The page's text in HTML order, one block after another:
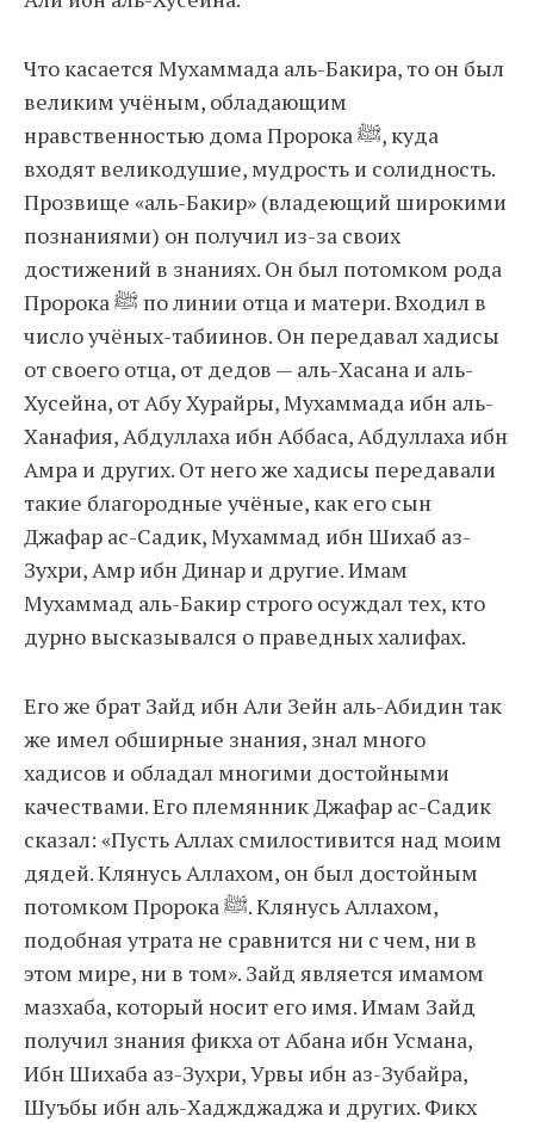
Что касается Мухаммада аль-Бакира, то он был
великим учёным, обладающим
нравственностью дома Пророка ﷺ, куда
входят великодушие, мудрость и солидность.
Прозвище «аль-Бакир» (владеющий широкими
познаниями) он получил из-за своих
достижений в знаниях. Он был потомком рода
Пророка ﷺ по линии отца и матери. Входил в
число учёных-табиинов. Он передавал хадисы
от своего отца, от дедов — аль-Хасана и аль-
Хусейна, от Абу Хурайры, Мухаммада ибн аль-
Ханафия, Абдуллаха ибн Аббаса, Абдуллаха ибн
Амра и других. От него же хадисы передавали
такие благородные учёные, как его сын
Джафар ас-Садик, Мухаммад ибн Шихаб аз-
Зухри, Амр ибн Динар и другие. Имам
Мухаммад аль-Бакир строго осуждал тех, кто
дурно высказывался о праведных халифах.
Его же брат Зайд ибн Али Зейн аль-Абидин так
же имел обширные знания, знал много
хадисов и обладал многими достойными
качествами. Его племянник Джафар ас-Садик
сказал: «Пусть Аллах смилостивится над моим
дядей. Клянусь Аллахом, он был достойным
потомком Пророка ﷺ. Клянусь Аллахом,
подобная утрата не сравнится ни с чем, ни в
этом мире, ни в том». Зайд является имамом
мазхаба, который носит его имя. Имам Зайд
получил знания фикха от Абана ибн Усмана,
Ибн Шихаба аз-Зухри, Урвы ибн аз-Зубайра,
Шуъбы ибн аль-Хаджджаджа и других. Фикх